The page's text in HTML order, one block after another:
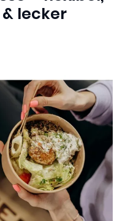
lecker